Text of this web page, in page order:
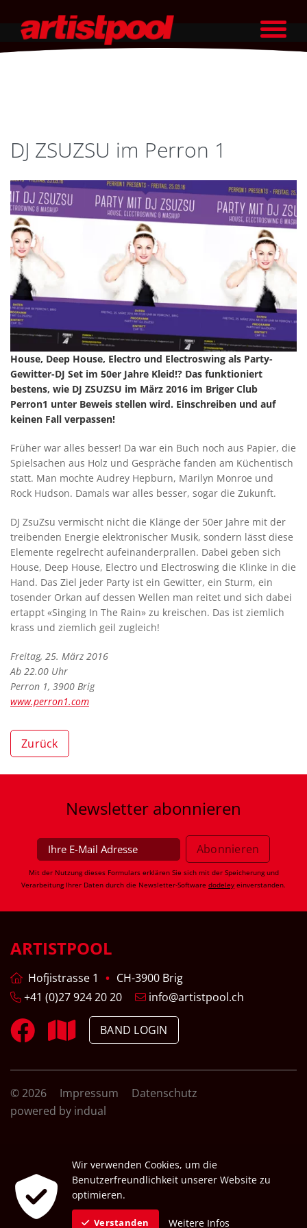
DJ ZSUZSU im Perron 1
House, Deep House, Electro und Electroswing als Party-
Gewitter-DJ Set im 50er Jahre Kleid!? Das funktioniert
bestens, wie DJ ZSUZSU im März 2016 im Briger Club
Perron1 unter Beweis stellen wird. Einschreiben und auf
keinen Fall verpassen!
Früher war alles besser! Da war ein Buch noch aus Papier, die
Spielsachen aus Holz und Gespräche fanden am Küchentisch
statt. Man mochte Audrey Hepburn, Marilyn Monroe und
Rock Hudson. Damals war alles besser, sogar die Zukunft.
DJ ZsuZsu vermischt nicht die Klänge der 50er Jahre mit der
treibenden Energie elektronischer Musik, sondern lässt diese
Elemente regelrecht aufeinanderprallen. Dabei geben sich
House, Deep House, Electro und Electroswing die Klinke in die
Hand. Das Ziel jeder Party ist ein Gewitter, ein Sturm, ein
tosender Orkan auf dessen Wellen man reitet und sich dabei
ertappt «Singing In The Rain» zu kreischen. Das ist ziemlich
krass und ziemlich geil zugleich!
Freitag, 25. März 2016
Ab 22.00 Uhr
Perron 1, 3900 Brig
www.perron1.com
Zurück
Newsletter abonnieren
Mit der Nutzung dieses Formulars erklären Sie sich mit der Speicherung und
Verarbeitung Ihrer Daten durch die Newsletter-Software dodeley einverstanden.
ARTISTPOOL
Hofjistrasse 1
CH-3900 Brig
+41 (0)27 924 20 20
info@artistpool.ch
BAND LOGIN
© 2026 Impressum
Datenschutz
powered by indual
Wir verwenden Cookies, um die
Benutzerfreundlichkeit unserer Website zu
optimieren.
Verstanden Weitere Infos